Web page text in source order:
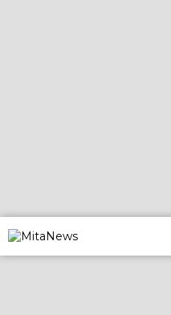
ke
konten